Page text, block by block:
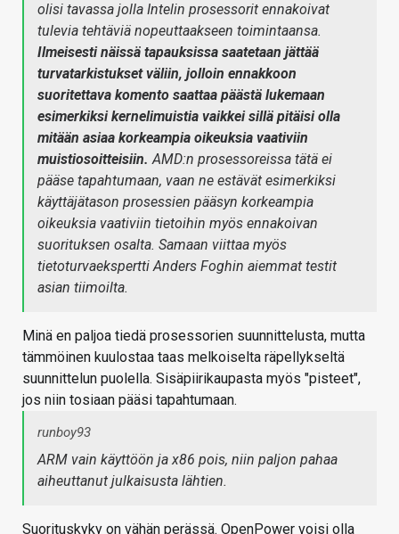
olisi tavassa jolla Intelin prosessorit ennakoivat
tulevia tehtäviä nopeuttaakseen toimintaansa.
Ilmeisesti näissä tapauksissa saatetaan jättää
turvatarkistukset väliin, jolloin ennakkoon
suoritettava komento saattaa päästä lukemaan
esimerkiksi kernelimuistia vaikkei sillä pitäisi olla
mitään asiaa korkeampia oikeuksia vaativiin
muistiosoitteisiin. AMD:n prosessoreissa tätä ei
pääse tapahtumaan, vaan ne estävät esimerkiksi
käyttäjätason prosessien pääsyn korkeampia
oikeuksia vaativiin tietoihin myös ennakoivan
suorituksen osalta. Samaan viittaa myös
tietoturvaekspertti Anders Foghin aiemmat testit
asian tiimoilta.
Minä en paljoa tiedä prosessorien suunnittelusta, mutta
tämmöinen kuulostaa taas melkoiselta räpellykseltä
suunnittelun puolella. Sisäpiirikaupasta myös "pisteet",
jos niin tosiaan pääsi tapahtumaan.
runboy93
ARM vain käyttöön ja x86 pois, niin paljon pahaa
aiheuttanut julkaisusta lähtien.
Suorituskyky on vähän perässä. OpenPower voisi olla